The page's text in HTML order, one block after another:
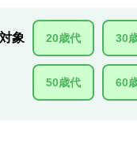
対象 20歳代 30
50歳代 60